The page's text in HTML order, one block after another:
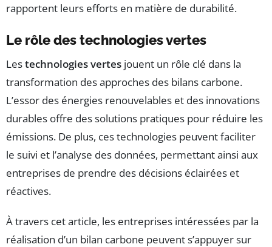
rapportent leurs efforts en matière de durabilité.
Le rôle des technologies vertes
Lestechnologies vertes jouent un rôle clé dans la
transformation des approches des bilans carbone.
L’essor des énergies renouvelables et des innovations
durables offre des solutions pratiques pour réduire les
émissions. De plus, ces technologies peuvent faciliter
le suivi et l’analyse des données, permettant ainsi aux
entreprises de prendre des décisions éclairées et
réactives.
À travers cet article, les entreprises intéressées par la
réalisation d’un bilan carbone peuvent s’appuyer sur